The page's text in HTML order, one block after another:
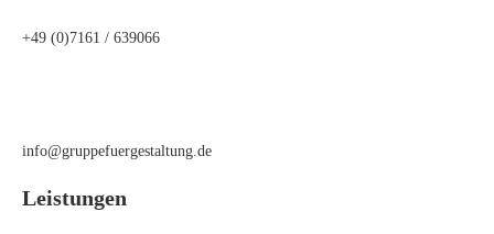
+49 (0)7161 / 639066
info@gruppefuergestaltung.de
Leistungen